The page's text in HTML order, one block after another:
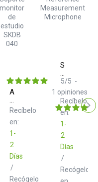
Adam
Hall
SKDB
040
Soporte
monitor
de
estudio
Recíbelo
en:
1-
2
Días
/
Recógelo
SoundID
Reference
Recíbelo
en:
1-
2
Días
/
Recógelo
5/5 -
1 opiniones